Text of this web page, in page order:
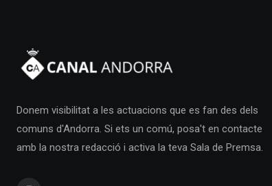
Donem visibilitat a les actuacions que es fan des dels
comuns d'Andorra. Si ets un comú, posa't en contacte
amb la nostra redacció i activa la teva Sala de Premsa.